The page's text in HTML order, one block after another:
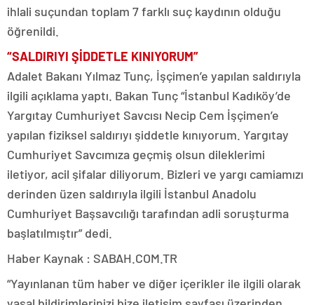
ihlali suçundan toplam 7 farklı suç kaydının olduğu
öğrenildi.
“SALDIRIYI ŞİDDETLE KINIYORUM”
Adalet Bakanı Yılmaz Tunç, İşçimen’e yapılan saldırıyla
ilgili açıklama yaptı. Bakan Tunç “İstanbul Kadıköy’de
Yargıtay Cumhuriyet Savcısı Necip Cem İşçimen’e
yapılan fiziksel saldırıyı şiddetle kınıyorum. Yargıtay
Cumhuriyet Savcımıza geçmiş olsun dileklerimi
iletiyor, acil şifalar diliyorum. Bizleri ve yargı camiamızı
derinden üzen saldırıyla ilgili İstanbul Anadolu
Cumhuriyet Başsavcılığı tarafından adli soruşturma
başlatılmıştır” dedi.
Haber Kaynak : SABAH.COM.TR
“Yayınlanan tüm haber ve diğer içerikler ile ilgili olarak